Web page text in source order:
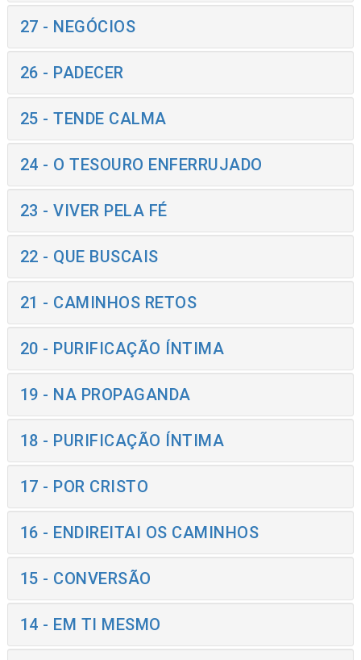
27 - NEGÓCIOS
26 - PADECER
25 - TENDE CALMA
24 - O TESOURO ENFERRUJADO
23 - VIVER PELA FÉ
22 - QUE BUSCAIS
21 - CAMINHOS RETOS
20 - PURIFICAÇÃO ÍNTIMA
19 - NA PROPAGANDA
18 - PURIFICAÇÃO ÍNTIMA
17 - POR CRISTO
16 - ENDIREITAI OS CAMINHOS
15 - CONVERSÃO
14 - EM TI MESMO